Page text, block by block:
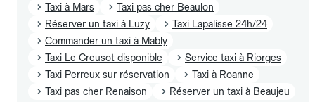
Taxi à Mars
Taxi pas cher Beaulon
Réserver un taxi à Luzy
Taxi Lapalisse 24h/24
Commander un taxi à Mably
Taxi Le Creusot disponible
Service taxi à Riorges
Taxi Perreux sur réservation
Taxi à Roanne
Taxi pas cher Renaison
Réserver un taxi à Beaujeu